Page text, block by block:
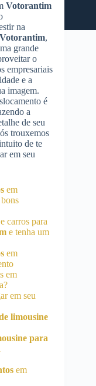
Votorantim
na
Votorantim,
grande
o
empresariais
e a
imagem.
é
a
de seu
trouxemos
de te
em seu
em
carros para
e tenha um
em
em
em seu
limousine
para
em